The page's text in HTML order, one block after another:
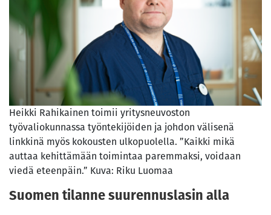
Heikki Rahikainen toimii yritysneuvoston
työvaliokunnassa työntekijöiden ja johdon välisenä
linkkinä myös kokousten ulkopuolella. ”Kaikki mikä
auttaa kehittämään toimintaa paremmaksi, voidaan
viedä eteenpäin.” Kuva: Riku Luomaa
Suomen tilanne suurennuslasin alla